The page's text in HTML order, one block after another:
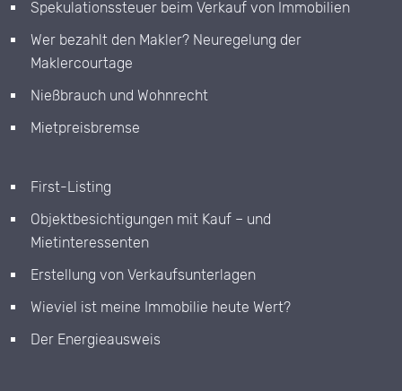
Spekulationssteuer beim Verkauf von Immobilien
Wer bezahlt den Makler? Neuregelung der
Maklercourtage
Nießbrauch und Wohnrecht
Mietpreisbremse
First-Listing
Objektbesichtigungen mit Kauf – und
Mietinteressenten
Erstellung von Verkaufsunterlagen
Wieviel ist meine Immobilie heute Wert?
Der Energieausweis